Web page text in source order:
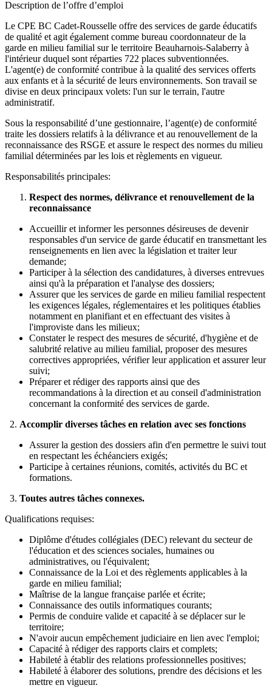
Description de l’offre d’emploi
Le CPE BC Cadet-Rousselle offre des services de garde éducatifs
de qualité et agit également comme bureau coordonnateur de la
garde en milieu familial sur le territoire Beauharnois-Salaberry à
l'intérieur duquel sont réparties 722 places subventionnées.
L'agent(e) de conformité contribue à la qualité des services offerts
aux enfants et à la sécurité de leurs environnements. Son travail se
divise en deux principaux volets: l'un sur le terrain, l'autre
administratif.
Sous la responsabilité d’une gestionnaire, l’agent(e) de conformité
traite les dossiers relatifs à la délivrance et au renouvellement de la
reconnaissance des RSGE et assure le respect des normes du milieu
familial déterminées par les lois et règlements en vigueur.
Responsabilités principales:
Respect des normes, délivrance et renouvellement de la
reconnaissance
Accueillir et informer les personnes désireuses de devenir
responsables d'un service de garde éducatif en transmettant les
renseignements en lien avec la législation et traiter leur
demande;
Participer à la sélection des candidatures, à diverses entrevues
ainsi qu'à la préparation et l'analyse des dossiers;
Assurer que les services de garde en milieu familial respectent
les exigences légales, réglementaires et les politiques établies
notamment en planifiant et en effectuant des visites à
l'improviste dans les milieux;
Constater le respect des mesures de sécurité, d'hygiène et de
salubrité relative au milieu familial, proposer des mesures
correctives appropriées, vérifier leur application et assurer leur
suivi;
Préparer et rédiger des rapports ainsi que des
recommandations à la direction et au conseil d'administration
concernant la conformité des services de garde.
2. Accomplir diverses tâches en relation avec ses fonctions
Assurer la gestion des dossiers afin d'en permettre le suivi tout
en respectant les échéanciers exigés;
Participe à certaines réunions, comités, activités du BC et
formations.
3. Toutes autres tâches connexes.
Qualifications requises:
Diplôme d'études collégiales (DEC) relevant du secteur de
l'éducation et des sciences sociales, humaines ou
administratives, ou l'équivalent;
Connaissance de la Loi et des règlements applicables à la
garde en milieu familial;
Maîtrise de la langue française parlée et écrite;
Connaissance des outils informatiques courants;
Permis de conduire valide et capacité à se déplacer sur le
territoire;
N'avoir aucun empêchement judiciaire en lien avec l'emploi;
Capacité à rédiger des rapports clairs et complets;
Habileté à établir des relations professionnelles positives;
Habileté à élaborer des solutions, prendre des décisions et les
mettre en vigueur.